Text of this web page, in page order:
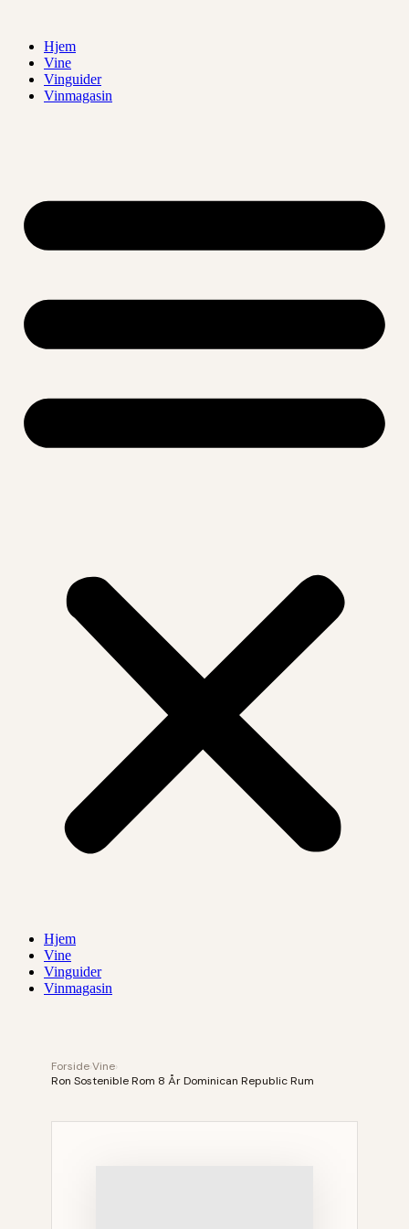
indholdHjem
Vine
Vinguider
Vinmagasin
Hjem
Vine
Vinguider
Vinmagasin
ForsideVine
Ron Sostenible Rom 8 År Dominican Republic Rum